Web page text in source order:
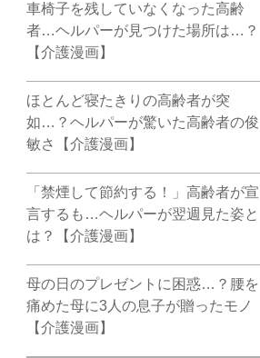
車椅子を残していなくなった高齢
者…ヘルパーが見つけた場所は…？
【介護漫画】
ほとんど寝たきりの高齢者が突
如…？ヘルパーが驚いた高齢者の俊
敏さ【介護漫画】
「禁煙して節約する！」高齢者が宣
言するも…ヘルパーが翌週見た姿と
は？【介護漫画】
母の日のプレゼントに困惑…？腰を
痛めた母に3人の息子が贈ったモノ
【介護漫画】